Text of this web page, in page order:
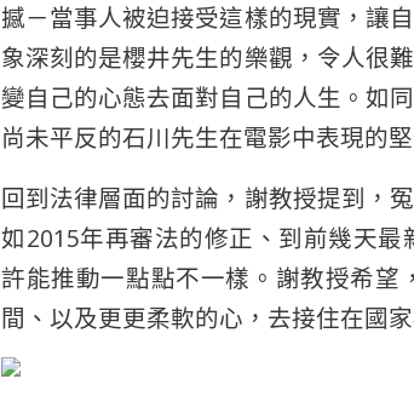
撼－當事人被迫接受這樣的現實，讓
象深刻的是櫻井先生的樂觀，令人很
變自己的心態去面對自己的人生。如
尚未平反的石川先生在電影中表現的
回到法律層面的討論，謝教授提到，
如2015年再審法的修正、到前幾天
許能推動一點點不一樣。謝教授希
間、以及更更柔軟的心，去接住在國